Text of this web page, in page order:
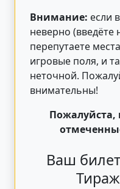
Внимание: если
неверно (введёте
перепутаете
игровые поля, и
неточной.
внимательны!
Пожалуйста,
Ваш